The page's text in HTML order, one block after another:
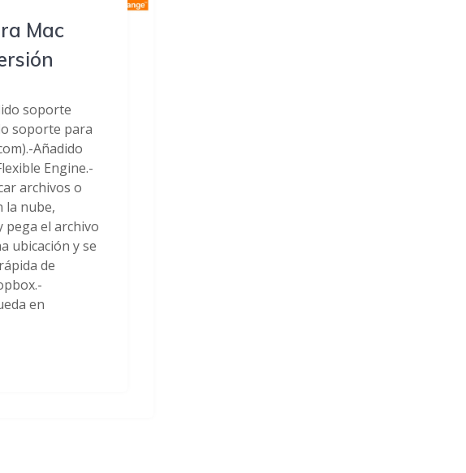
Mac
soporte
soporte para
Añadido
Engine.-
archivos o
la nube,
pega el archivo
ubicación y se
de
en